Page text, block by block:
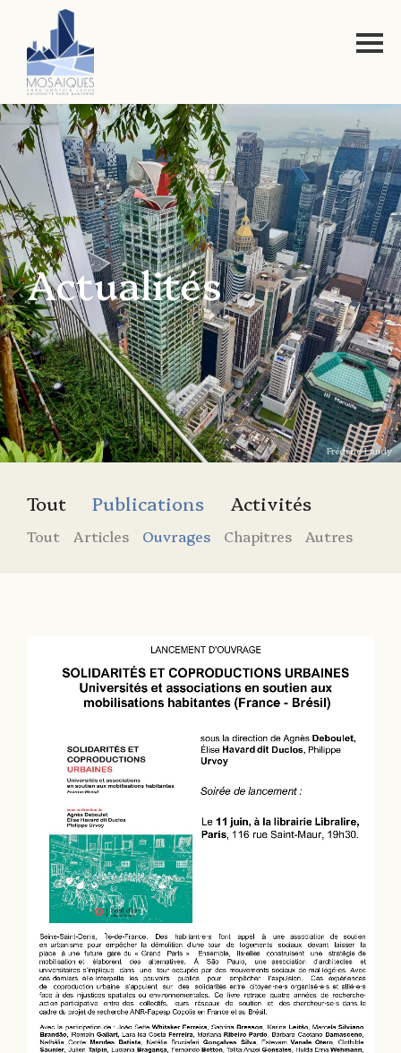
Frédéric Landy
Actualités
Tout Publications Activités
Tout Articles Ouvrages Chapitres Autres